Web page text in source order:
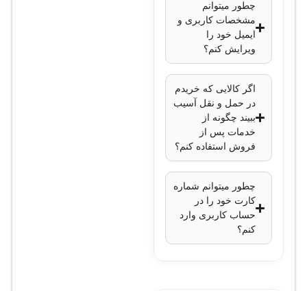
چطور میتوانم
مشخصات کاربری و
ایمیل خود را
ویرایش کنم؟
اگر کالایی که خریدم
در حمل و نقل آسیب
ببیند چگونه از
خدمات پس از
فروش استفاده کنم؟
چطور میتوانم شماره
کارت خود را در
حساب کاربری وارد
کنم؟